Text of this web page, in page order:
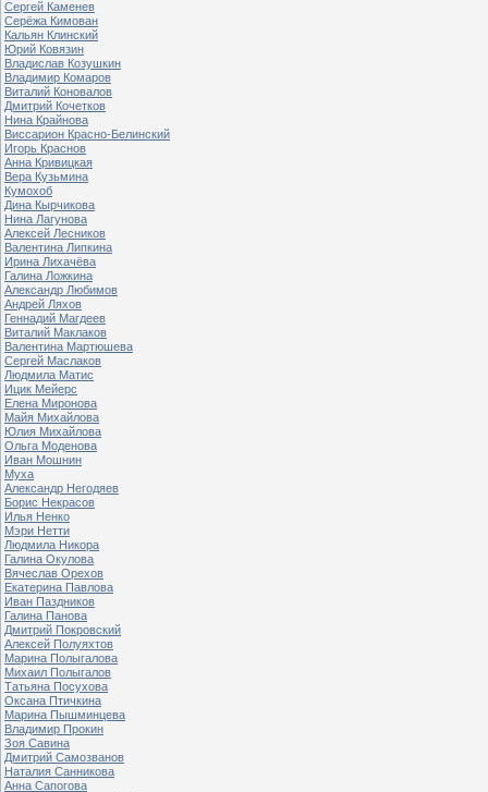
Сергей Каменев
Серёжа Кимован
Кальян Клинский
Юрий Ковязин
Владислав Козушкин
Владимир Комаров
Виталий Коновалов
Дмитрий Кочетков
Нина Крайнова
Виссарион Красно-Белинский
Игорь Краснов
Анна Кривицкая
Вера Кузьмина
Кумохоб
Дина Кырчикова
Нина Лагунова
Алексей Лесников
Валентина Липкина
Ирина Лихачёва
Галина Ложкина
Александр Любимов
Андрей Ляхов
Геннадий Магдеев
Виталий Маклаков
Валентина Мартюшева
Сергей Маслаков
Людмила Матис
Ицик Мейерс
Елена Миронова
Майя Михайлова
Юлия Михайлова
Ольга Моденова
Иван Мошнин
Муха
Александр Негодяев
Борис Некрасов
Илья Ненко
Мэри Нетти
Людмила Никора
Галина Окулова
Вячеслав Орехов
Екатерина Павлова
Иван Паздников
Галина Панова
Дмитрий Покровский
Алексей Полуяхтов
Марина Полыгалова
Михаил Полыгалов
Татьяна Посухова
Оксана Птичкина
Марина Пышминцева
Владимир Прокин
Зоя Савина
Дмитрий Самозванов
Наталия Санникова
Анна Сапогова